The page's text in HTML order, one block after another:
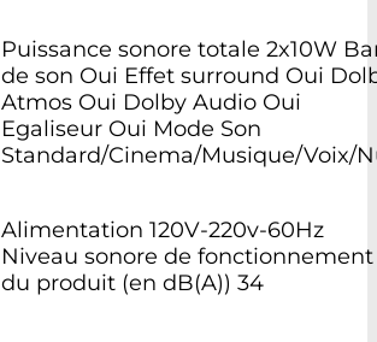
Puissance sonore totale 2x10W
de son Oui Effet surround Oui
Atmos Oui Dolby Audio Oui
Egaliseur Oui Mode Son
Standard/Cinema/Musique/Voix/
Alimentation 120V-220v-60Hz
Niveau sonore de fonctionnement
du produit (en dB(A)) 34